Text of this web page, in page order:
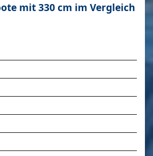
mit 330 cm im Vergleich